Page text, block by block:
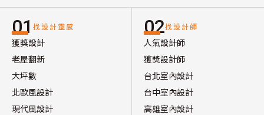
01 找設計靈感
獲獎設計
老屋翻新
大坪數
北歐風設計
現代風設計
02找設計師
人氣設計師
獲獎設計師
台北室內設計
台中室內設計
高雄室內設計